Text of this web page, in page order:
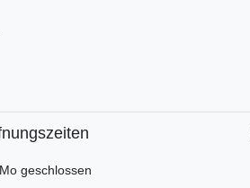
Mo geschlossen